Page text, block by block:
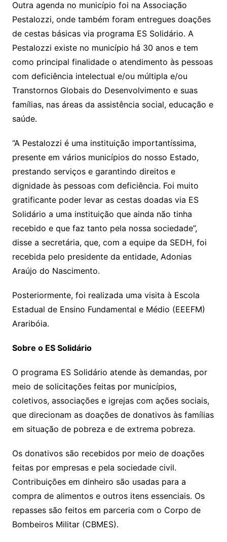
Outra agenda no município foi na Associação
Pestalozzi, onde também foram entregues doações
de cestas básicas via programa ES Solidário. A
Pestalozzi existe no município há 30 anos e tem
como principal finalidade o atendimento às pessoas
com deficiência intelectual e/ou múltipla e/ou
Transtornos Globais do Desenvolvimento e suas
famílias, nas áreas da assistência social, educação e
saúde.
“A Pestalozzi é uma instituição importantíssima,
presente em vários municípios do nosso Estado,
prestando serviços e garantindo direitos e
dignidade às pessoas com deficiência. Foi muito
gratificante poder levar as cestas doadas via ES
Solidário a uma instituição que ainda não tinha
recebido e que faz tanto pela nossa sociedade”,
disse a secretária, que, com a equipe da SEDH, foi
recebida pelo presidente da entidade, Adonias
Araújo do Nascimento.
Posteriormente, foi realizada uma visita à Escola
Estadual de Ensino Fundamental e Médio (EEEFM)
Araribóia.
Sobre o ES Solidário
O programa ES Solidário atende às demandas, por
meio de solicitações feitas por municípios,
coletivos, associações e igrejas com ações sociais,
que direcionam as doações de donativos às famílias
em situação de pobreza e de extrema pobreza.
Os donativos são recebidos por meio de doações
feitas por empresas e pela sociedade civil.
Contribuições em dinheiro são usadas para a
compra de alimentos e outros itens essenciais. Os
repasses são feitos em parceria com o Corpo de
Bombeiros Militar (CBMES).